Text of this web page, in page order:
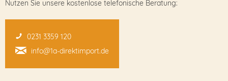
Nutzen Sie unsere kostenlose telefonische Beratung:
0231 3359 120
info@1a-direktimport.de